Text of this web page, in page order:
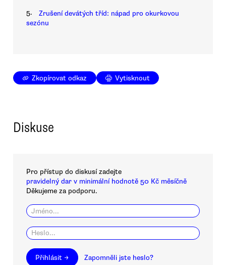
5.
Zrušení devátých tříd: nápad pro okurkovou
sezónu
Zkopírovat odkaz Vytisknout
Diskuse
Pro přístup do diskusí zadejte
pravidelný dar v minimální hodnotě 50 Kč měsíčně
Děkujeme za podporu.
Přihlásit → Zapomněli jste heslo?